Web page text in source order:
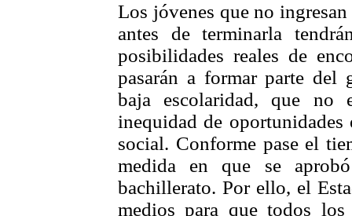
Los jóvenes que no
antes de terminarla
posibilidades reales de
pasarán a formar parte del
baja escolaridad, que no
inequidad de
social. Conforme pase el
medida en que se
bachillerato. Por ello, el
medios para que todos